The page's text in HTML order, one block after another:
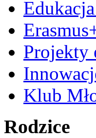
Projekty
Klub
Rodzice